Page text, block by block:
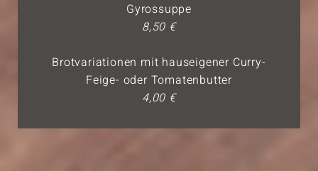
Gyrossuppe
8,50 €
Brotvariationen mit hauseigener Curry-
Feige- oder Tomatenbutter
4,00 €